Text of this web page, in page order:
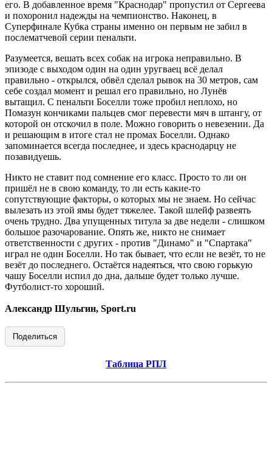
его. В добавленное время "Краснодар" пропустил от Сергеева
и похоронил надежды на чемпионство. Наконец, в
Суперфинале Кубка страны именно он первым не забил в
послематчевой серии пенальти.
Разумеется, вешать всех собак на игрока неправильно. В
эпизоде с выходом один на один уругваец всё делал
правильно - открылся, обвёл сделал рывок на 30 метров, сам
себе создал момент и решал его правильно, но Лунёв
вытащил. С пенальти Боселли тоже пробил неплохо, но
Помазун кончиками пальцев смог перевести мяч в штангу, от
которой он отскочил в поле. Можно говорить о невезении. Да
и решающим в итоге стал не промах Боселли. Однако
запоминается всегда последнее, и здесь краснодарцу не
позавидуешь.
Никто не ставит под сомнение его класс. Просто то ли он
пришёл не в свою команду, то ли есть какие-то
сопутствующие факторы, о которых мы не знаем. Но сейчас
вылезать из этой ямы будет тяжелее. Такой шлейф развеять
очень трудно. Два упущенных титула за две недели - слишком
большое разочарование. Опять же, никто не снимает
ответственности с других - против "Динамо" и "Спартака"
играл не один Боселли. Но так бывает, что если не везёт, то не
везёт до последнего. Остаётся надеяться, что свою горькую
чашу Боселли испил до дна, дальше будет только лучше.
Футболист-то хороший.
Александр Шульгин, Sport.ru
Поделиться
Таблица РПЛ